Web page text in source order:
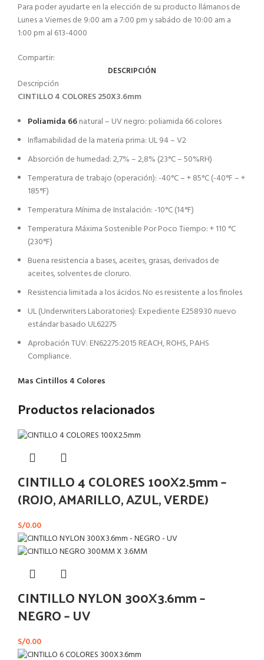
Para poder ayudarte en la elección de su producto llámanos de
Lunes a Viernes de 9:00 am a 7:00 pm y sabádo de 10:00 am a
1:00 pm al 613-4000
Compartir:
DESCRIPCIÓN
Descripción
CINTILLO 4 COLORES 250X3.6mm
Poliamida 66natural – UV negro: poliamida 66 colores
Inflamabilidad de la materia prima: UL 94 – V2
Absorción de humedad: 2,7% – 2,8% (23°C – 50%RH)
Temperatura de trabajo (operación): -40°C – + 85°C (-40°F – +
185°F)
Temperatura Mínima de Instalación: -10°C (14°F)
Temperatura Máxima Sostenible Por Poco Tiempo: + 110 °C
(230°F)
Buena resistencia a bases, aceites, grasas, derivados de
aceites, solventes de cloruro.
Resistencia limitada a los ácidos. No es resistente a los finoles
UL (Underwriters Laboratories): Expediente E258930 nuevo
estándar basado UL62275
Aprobación TUV: EN62275:2015 REACH, ROHS, PAHS
Compliance.
Mas Cintillos 4 Colores
Productos relacionados
CINTILLO 4 COLORES 100X2.5mm –
(ROJO, AMARILLO, AZUL, VERDE)
S/0.00
CINTILLO NYLON 300X3.6mm –
NEGRO – UV
S/0.00